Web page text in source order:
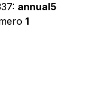
annual5
1